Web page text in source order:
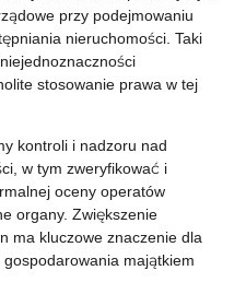
przy podejmowaniu
nieruchomości. Taki
stosowanie prawa w tej
kontroli i nadzoru nad
w tym zweryfikować i
oceny operatów
organy. Zwiększenie
ma kluczowe znaczenie dla
majątkiem